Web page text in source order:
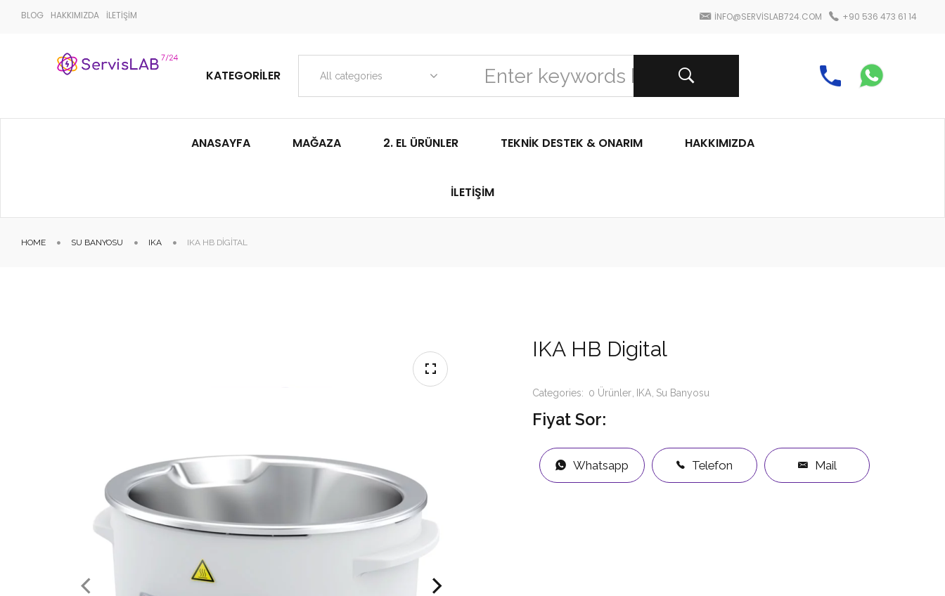
BLOG HAKKIMIZDA İLETİŞİM INFO@SERVISLAB724.COM +90 536 473 61 14
KATEGORILER All categories
ANASAYFA MAĞAZA 2. EL ÜRÜNLER TEKNIK DESTEK & ONARIM HAKKIMIZDA
İLETIŞIM
HOME SU BANYOSU IKA IKA HB DIGITAL
IKA HB Digital
Categories: 0 Ürünler IKA Su Banyosu
Fiyat Sor:
Whatsapp Telefon Mail